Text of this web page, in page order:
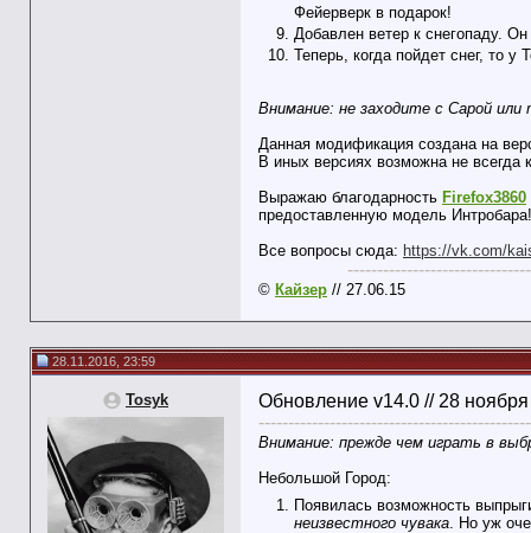
Фейерверк в подарок!
Добавлен ветер к снегопаду.
Теперь, когда пойдет снег, то
Внимание: не заходите с Сарой
Данная модификация создана на
В иных версиях возможна не всегда
Выражаю благодарность Firefox3860
предоставленную модель
Все вопросы сюда: https://vk.com/
© Кайзер // 27.06.15
28.11.2016, 23:59
Tosyk
Обновление v14.0 // 28
Внимание: прежде чем играть в
Небольшой Город:
Появилась возможность
неизвестного чувака. Но уж